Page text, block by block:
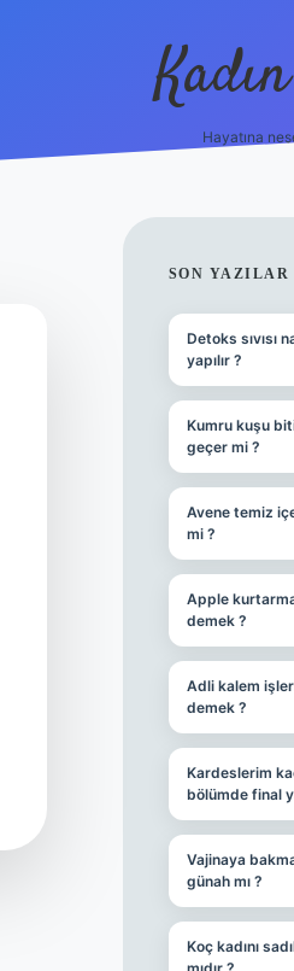
Hayatına
SON YAZILAR
Detoks sıvısı
yapılır ?
Kumru kuşu
geçer mi ?
Avene temiz
mi ?
Apple
demek ?
Adli kalem
demek ?
Kardeslerim
bölümde final
Vajinaya
günah mı ?
Koç kadını
ilbet